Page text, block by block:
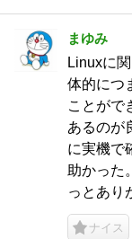
まゆみ
Linuxに
体的につ
ことがで
あるのが
に実機で
助かった
っとあり
ナイス